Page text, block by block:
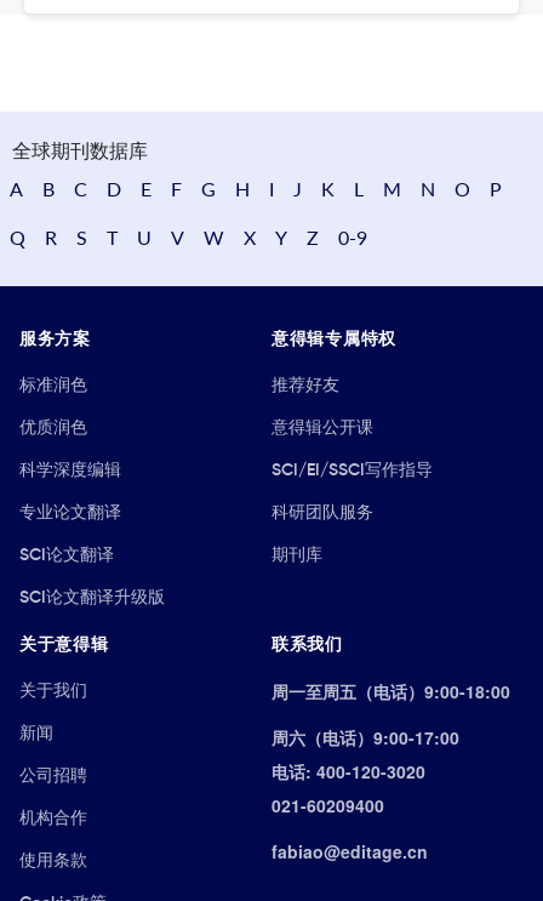
全球期刊数据库
A
B C D E F G H I J K L M N O P
Q R S T U V W X Y Z 0-9